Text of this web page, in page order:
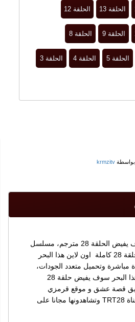
الحلقة 13 الحلقة 12
الحلقة 9 الحلقة 8
الحلقة 5 الحلقة 4 الحلقة 3
بواسطةkrmzitv
مسلسل هذا البحر سوف يفيض الحلقة 28 مترجم، مسلسل
Taşacak Bu Deniz الحلقة 28 كاملة اون لاين هذا البحر
28 مشاهدة مباشرة وتحميل متعدد الجودات،
جميع حلقات مسلسل هذا البحر سوف يفيض حلقة 28
قصة عشق و موقع قرمزي
وتعرض الحلقات على قناة TRT28 وتشاهدونها مجانا على